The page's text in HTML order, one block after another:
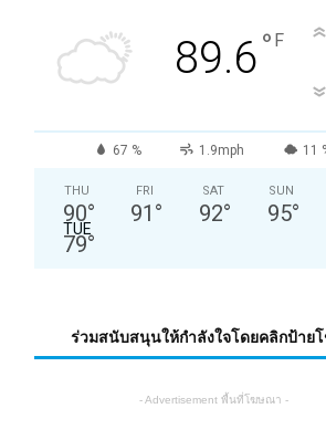
89.6° F
67 % 1.9mph 11
THU
90°
FRI
91 °
SAT
92°
SUN
95°
TUE
79°
ร่วมสนับสนุนให้กำลังใจโดยคลิกป้าย
- Advertisement พื้นที่โฆษณา -